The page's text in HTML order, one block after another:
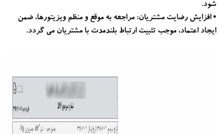
شود.
• افزایش رضایت مشتریان: مراجعه به موقع و منظم ویزیتورها، ضمن
ایجاد اعتماد، موجب تثبیت ارتباط بلندمدت با مشتریان می گردد.